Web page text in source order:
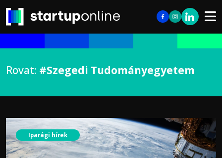
Rovat: #Szegedi Tudományegyetem
Iparági hírek